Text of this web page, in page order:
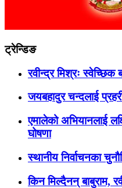
ट्रेन्डिङ
रवीन्द्र मिश्रः स्वेच्छिक
जयबहादुर चन्दलाई
एमालेको अभियानलाई
घोषणा
स्थानीय निर्वाचनका
किन मिल्दैनन् बाबुराम,